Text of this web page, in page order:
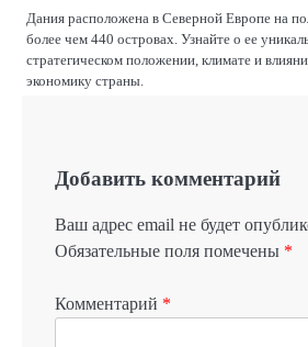
Дания расположена в Северной Европе на
более чем 440 островах. Узнайте о ее
стратегическом положении, климате и
экономику страны.
Добавить комментарий
Ваш адрес email не будет
Обязательные поля помечены *
Комментарий *